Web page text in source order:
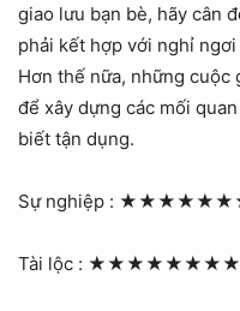
giao lưu bạn bè, hãy cân
phải kết hợp với nghỉ
Hơn thế nữa, những cuộc
để xây dựng các mối
biết tận dụng.
Sự nghiệp :
Tài lộc : ★★★★★★★★